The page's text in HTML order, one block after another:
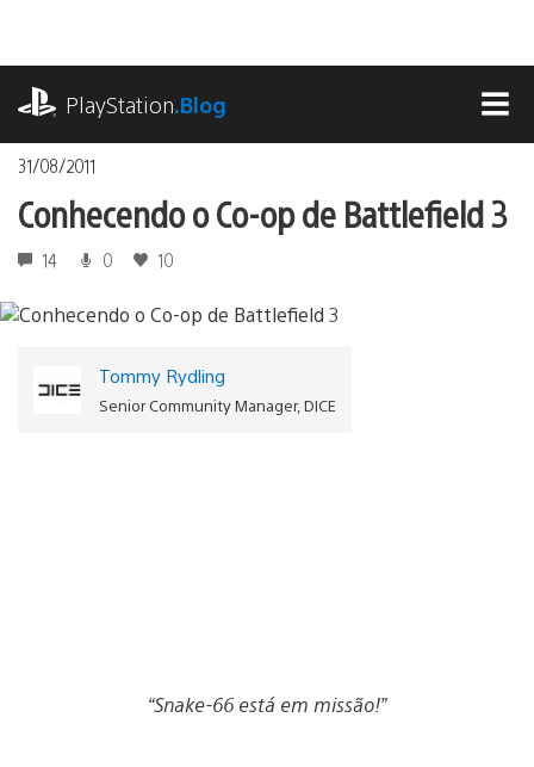
o
conteúdoPlayStation.Blog
31/08/2011
Conhecendo o Co-op de Battlefield 3
14 0 10
Tommy Rydling
Senior Community Manager, DICE
“Snake-66 está em missão!”